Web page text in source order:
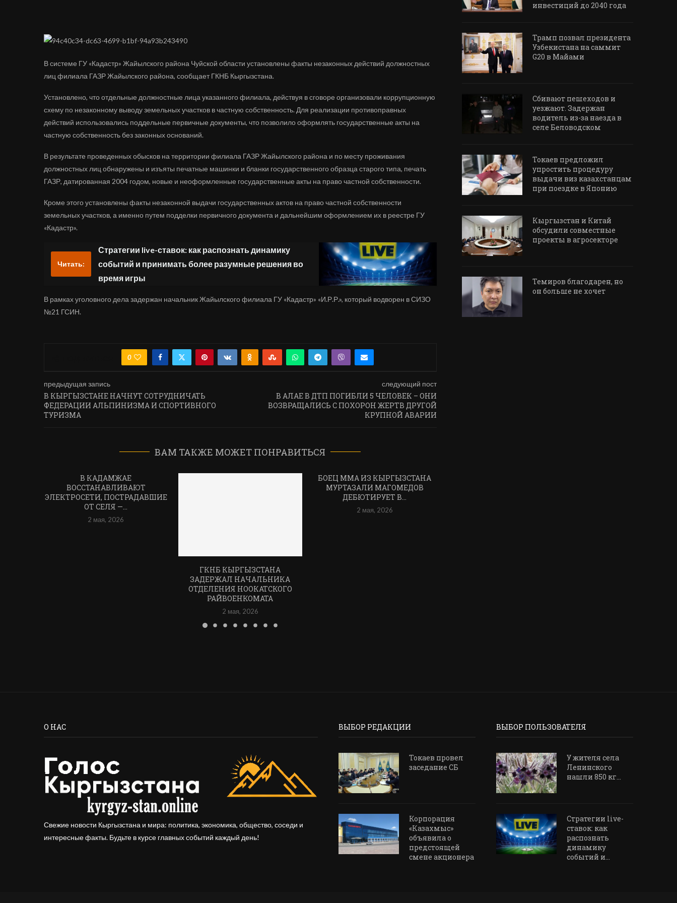
В системе ГУ «Кадастр» Жайылского района Чуйской области установлены факты незаконных действий должностных
лиц филиала ГАЗР Жайылского района, сообщает ГКНБ Кыргызстана.
Установлено, что отдельные должностные лица указанного филиала, действуя в сговоре организовали коррупционную
схему по незаконному выводу земельных участков в частную собственность. Для реализации противоправных
действий использовались поддельные первичные документы, что позволило оформлять государственные акты на
частную собственность без законных оснований.
В результате проведенных обысков на территории филиала ГАЗР Жайылского района и по месту проживания
должностных лиц обнаружены и изъяты печатные машинки и бланки государственного образца старого типа, печать
ГАЗР, датированная 2004 годом, новые и неоформленные государственные акты на право частной собственности.
Кроме этого установлены факты незаконной выдачи государственных актов на право частной собственности
земельных участков, а именно путем подделки первичного документа и дальнейшим оформлением их в реестре ГУ
«Кадастр».
Читать:
Стратегии live-ставок: как распознать динамику
событий и принимать более разумные решения во
время игры
В рамках уголовного дела задержан начальник Жайылского филиала ГУ «Кадастр» «И.Р.Р.», который водворен в СИЗО
№21 ГСИН.
0
предыдущая запись
В КЫРГЫЗСТАНЕ НАЧНУТ СОТРУДНИЧАТЬ
ФЕДЕРАЦИИ АЛЬПИНИЗМА И СПОРТИВНОГО
ТУРИЗМА
следующий пост
В АЛАЕ В ДТП ПОГИБЛИ 5 ЧЕЛОВЕК – ОНИ
ВОЗВРАЩАЛИСЬ С ПОХОРОН ЖЕРТВ ДРУГОЙ
КРУПНОЙ АВАРИИ
ВАМ ТАКЖЕ МОЖЕТ ПОНРАВИТЬСЯ
В КАДАМЖАЕ
ВОССТАНАВЛИВАЮТ
ЭЛЕКТРОСЕТИ, ПОСТРАДАВШИЕ
ОТ СЕЛЯ —...
2 мая, 2026
ГКНБ КЫРГЫЗСТАНА
ЗАДЕРЖАЛ НАЧАЛЬНИКА
ОТДЕЛЕНИЯ НООКАТСКОГО
РАЙВОЕНКОМАТА
2 мая, 2026
БОЕЦ ММА ИЗ КЫРГЫЗСТАНА
МУРТАЗАЛИ МАГОМЕДОВ
ДЕБЮТИРУЕТ В...
2 мая, 2026
инвестиций до 2040 года
Трамп позвал президента
Узбекистана на саммит
G20 в Майами
Сбивают пешеходов и
уезжают. Задержан
водитель из-за наезда в
селе Беловодском
Токаев предложил
упростить процедуру
выдачи виз казахстанцам
при поездке в Японию
Кыргызстан и Китай
обсудили совместные
проекты в агросекторе
Темиров благодарен, но
он больше не хочет
О НАС
Свежие новости Кыргызстана и мира: политика, экономика, общество, соседи и
интересные факты. Будьте в курсе главных событий каждый день!
ВЫБОР РЕДАКЦИИ
Токаев провел
заседание СБ
Корпорация
«Казахмыс»
объявила о
предстоящей
смене акционера
ВЫБОР ПОЛЬЗОВАТЕЛЯ
У жителя села
Ленинского
нашли 850 кг...
Стратегии live-
ставок: как
распознать
динамику
событий и...